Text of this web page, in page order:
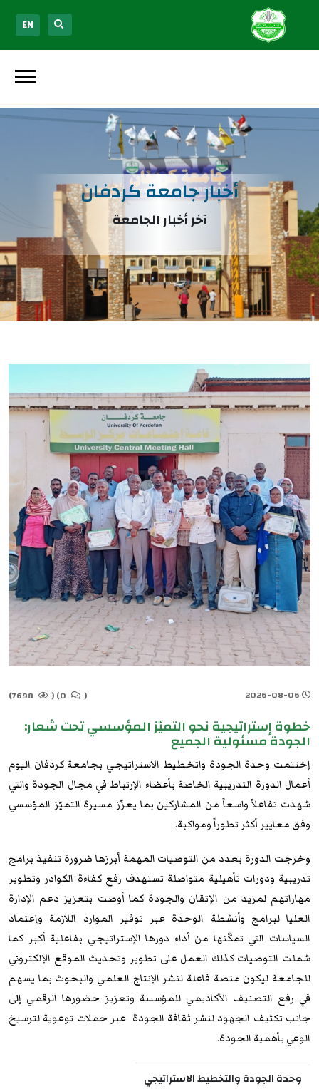
EN
أخبار جامعة كردفان
آخر أخبار الجامعة
(
(
خطوة إستراتيجية نحو التميّز المؤسسي تحت شعار:
الجودة مسئولية الجميع
إختتمت وحدة الجودة واتخطيط الاستراتيجي بجامعة كردفان اليوم
أعمال الدورة التدريبية الخاصة بأعضاء الإرتباط في مجال الجودة والتي
شهدت تفاعلاً واسعاً من المشاركين بما يعزّز مسيرة التميّز المؤسسي
وفق معايير أكثر تطوراً ومواكبة.
وخرجت الدورة بعدد من التوصيات المهمة أبرزها ضرورة تنفيذ برامج
تدريبية ودورات تأهيلية متواصلة تستهدف رفع كفاءة الكوادر وتطوير
مهاراتهم لمزيد من الإتقان والجودة كما أوصت بتعزيز دعم الإدارة
العليا لبرامج وأنشطة الوحدة عبر توفير الموارد اللازمة وإعتماد
السياسات التي تمكّنها من أداء دورها الإستراتيجي بفاعلية أكبر كما
شملت التوصيات كذلك العمل على تطوير وتحديث الموقع الإلكتروني
للجامعة ليكون منصة فاعلة لنشر الإنتاج العلمي والبحوث بما يسهم
في رفع التصنيف الأكاديمي للمؤسسة وتعزيز حضورها الرقمي إلى
جانب تكثيف الجهود لنشر ثقافة الجودة عبر حملات توعوية لترسيخ
الوعي بأهمية الجودة.
وحدة الجودة والتخطيط الاستراتيجي